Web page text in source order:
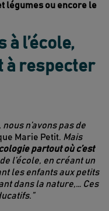
légumes ou encore le
à l’école,
à respecter
n’avons pas de
Marie Petit. Mais
partout où c’est
l’école, en créant un
les enfants aux petits
dans la nature,… Ces